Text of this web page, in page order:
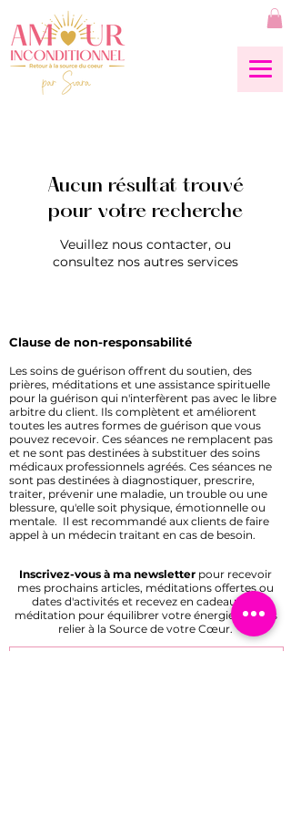
Aucun résultat trouvé
pour votre recherche
Veuillez nous contacter, ou
consultez nos autres services
Clause de non-responsabilité
Les soins de guérison offrent du soutien, des
prières, méditations et une assistance spirituelle
pour la guérison qui n'interfèrent pas avec le libre
arbitre du client. Ils complètent et améliorent
toutes les autres formes de guérison que vous
pouvez recevoir. Ces séances ne remplacent pas
et ne sont pas destinées à substituer des soins
médicaux professionnels agréés. Ces séances ne
sont pas destinées à diagnostiquer, prescrire,
traiter, prévenir une maladie, un trouble ou une
blessure, qu'elle soit physique, émotionnelle ou
mentale. Il est recommandé aux clients de faire
appel à un médecin traitant en cas de besoin.
Inscrivez-vous à ma newsletter pour recevoir
mes prochains articles, méditations offertes ou
dates d'activités et recevez en cadeau une
méditation pour équilibrer votre énergie et vous
relier à la Source de votre Cœur.